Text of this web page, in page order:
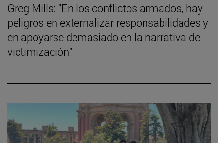
Greg Mills: "En los conflictos armados, hay
peligros en externalizar responsabilidades y
en apoyarse demasiado en la narrativa de
victimización"